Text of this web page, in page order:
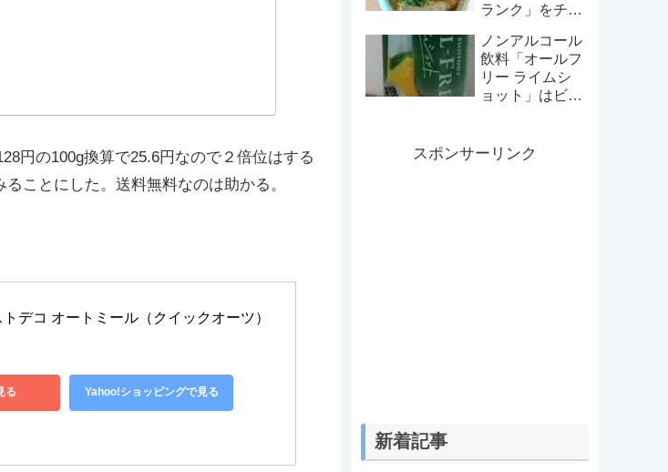
円の100g換算で25.6円なので２倍位はする
ことにした。送料無料なのは助かる。
デコ オートミール（クイックオーツ）
る Yahoo!ショッピングで見る
ランク」をチャ
に使ったラーメ
ンの作り方
ノンアルコール
飲料「オールフ
リー ライムシ
ョット」はビー
はこれで美味し
スポンサーリンク
新着記事